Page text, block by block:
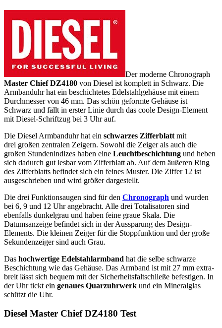
Der moderne Chronograph
Master Chief DZ4180 von Diesel ist komplett in Schwarz. Die
Armbanduhr hat ein beschichtetes Edelstahlgehäuse mit einem
Durchmesser von 46 mm. Das schön geformte Gehäuse ist
Schwarz und fällt in erster Linie durch das coole Design-Element
mit Diesel-Schriftzug bei 3 Uhr auf.
Die Diesel Armbanduhr hat ein schwarzes Zifferblatt mit
drei großen zentralen Zeigern. Sowohl die Zeiger als auch die
großen Stundenindizes haben eine Leuchtbeschichtung und heben
sich dadurch gut lesbar vom Zifferblatt ab. Auf dem äußeren Ring
des Zifferblatts befindet sich ein feines Muster. Die Ziffer 12 ist
ausgeschrieben und wird größer dargestellt.
Die drei Funktionsaugen sind für den Chronograph und wurden
bei 6, 9 und 12 Uhr angebracht. Alle drei Totalisatoren sind
ebenfalls dunkelgrau und haben feine graue Skala. Die
Datumsanzeige befindet sich in der Aussparung des Design-
Elements. Die kleinen Zeiger für die Stoppfunktion und der große
Sekundenzeiger sind auch Grau.
Das hochwertige Edelstahlarmband hat die selbe schwarze
Beschichtung wie das Gehäuse. Das Armband ist mit 27 mm extra-
breit lässt sich bequem mit der Sicherheitsfaltschließe befestigen. In
der Uhr tickt ein genaues Quarzuhrwerk und ein Mineralglas
schützt die Uhr.
Diesel Master Chief DZ4180 Test